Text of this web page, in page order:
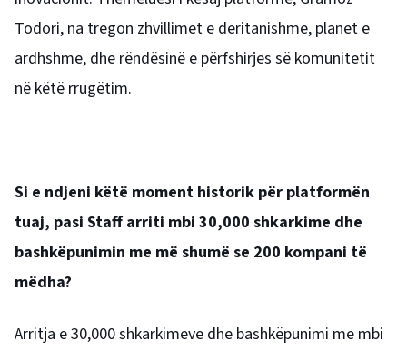
Todori, na tregon zhvillimet e deritanishme, planet e
ardhshme, dhe rëndësinë e përfshirjes së komunitetit
në këtë rrugëtim.
Si e ndjeni këtë moment historik për platformën
tuaj, pasi Staff arriti mbi 30,000 shkarkime dhe
bashkëpunimin me më shumë se 200 kompani të
mëdha?
Arritja e 30,000 shkarkimeve dhe bashkëpunimi me mbi